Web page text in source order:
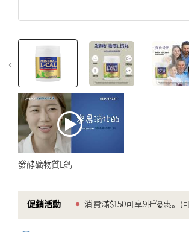
發酵礦物質L鈣
促銷活動 消費滿$150可享9折優惠。(
优惠券
高達九折優惠
券
仅限在线
特别促销
美容和皮膚
心臟健康
骨及關節健康
健康產品
化妆品 ／护肤品
家電產品
床具
BY PRICE